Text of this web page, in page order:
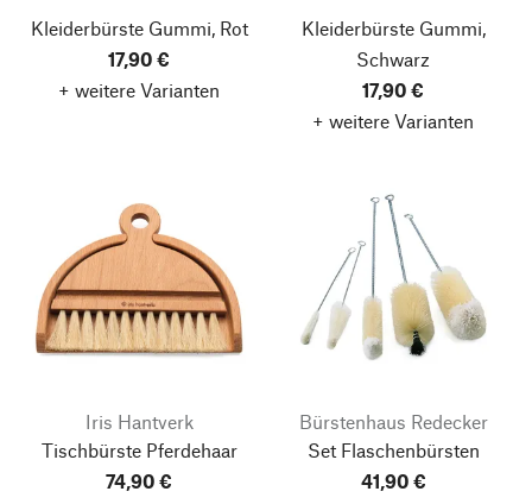
Kleiderbürste Gummi, Rot
17,90 €
+ weitere Varianten
Kleiderbürste Gummi,
Schwarz
17,90 €
+ weitere Varianten
Iris Hantverk
Tischbürste Pferdehaar
74,90 €
Bürstenhaus Redecker
Set Flaschenbürsten
41,90 €